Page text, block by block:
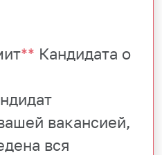
** Кандидата о
вакансией,
вся